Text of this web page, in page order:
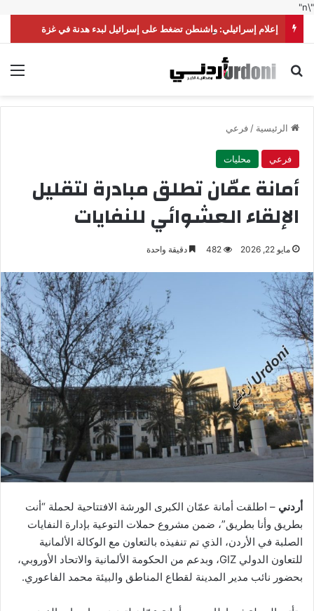
"\n"
إعلام إسرائيلي: واشنطن تضغط على إسرائيل لبدء هدنة في غزة
بحث عن
الرئيسية /فرعي
فرعي محليات
أمانة عمّان تطلق مبادرة لتقليل
الإلقاء العشوائي للنفايات
مايو 22, 2026 482 دقيقة واحدة
أردني – اطلقت أمانة عمّان الكبرى الورشة الافتتاحية لحملة “أنت
بطريق وأنا بطريق”، ضمن مشروع حملات التوعية بإدارة النفايات
الصلبة في الأردن، الذي تم تنفيذه بالتعاون مع الوكالة الألمانية
للتعاون الدولي GIZ، وبدعم من الحكومة الألمانية والاتحاد الأوروبي،
بحضور نائب مدير المدينة لقطاع المناطق والبيئة محمد الفاعوري.